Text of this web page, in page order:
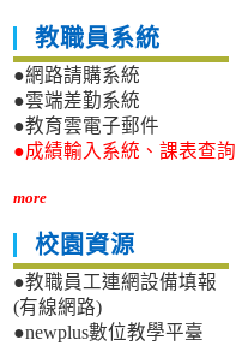
教職員系統
●網路請購系統
●雲端差勤系統
●教育雲電子郵件
●成績輸入系統、課表查詢
more
校園資源
●教職員工連網設備填報
(有線網路)
●newplus數位教學平臺